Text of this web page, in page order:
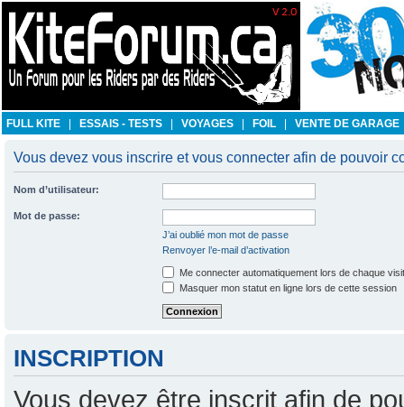
FULL KITE ESSAIS - TESTS VOYAGES FOIL VENTE DE GARAGE
Vous devez vous inscrire et vous connecter afin de pouvoir
Nom d’utilisateur:
Mot de passe:
J’ai oublié mon mot de passe
Renvoyer l’e-mail d’activation
Me connecter automatiquement lors de chaque
Masquer mon statut en ligne lors de cette session
INSCRIPTION
Vous devez être inscrit afin de